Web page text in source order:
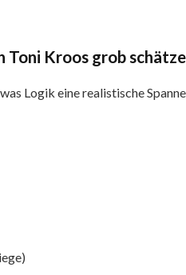
Toni Kroos grob
Logik eine realistische